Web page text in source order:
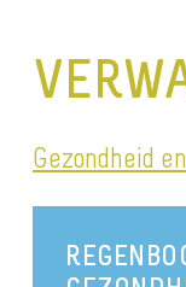
Gezondheid